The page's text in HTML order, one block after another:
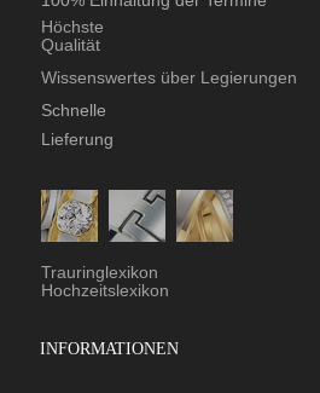
Höchste
Qualität
Wissenswertes über Legierungen
Schnelle
Lieferung
Trauringlexikon
Hochzeitslexikon
INFORMATIONEN